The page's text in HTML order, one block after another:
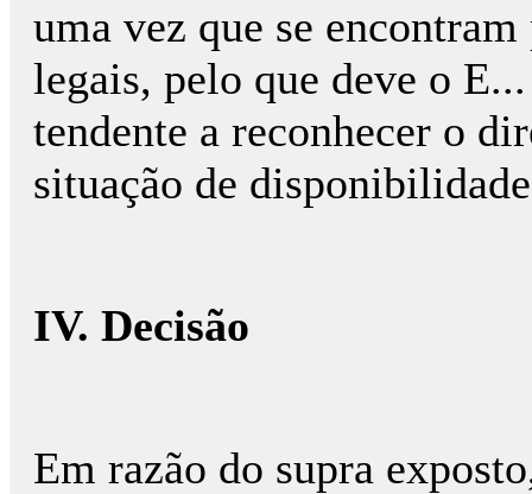
uma vez que se
legais, pelo que deve o
tendente a reconhecer o
situação de
IV. Decisão
Em razão do supra